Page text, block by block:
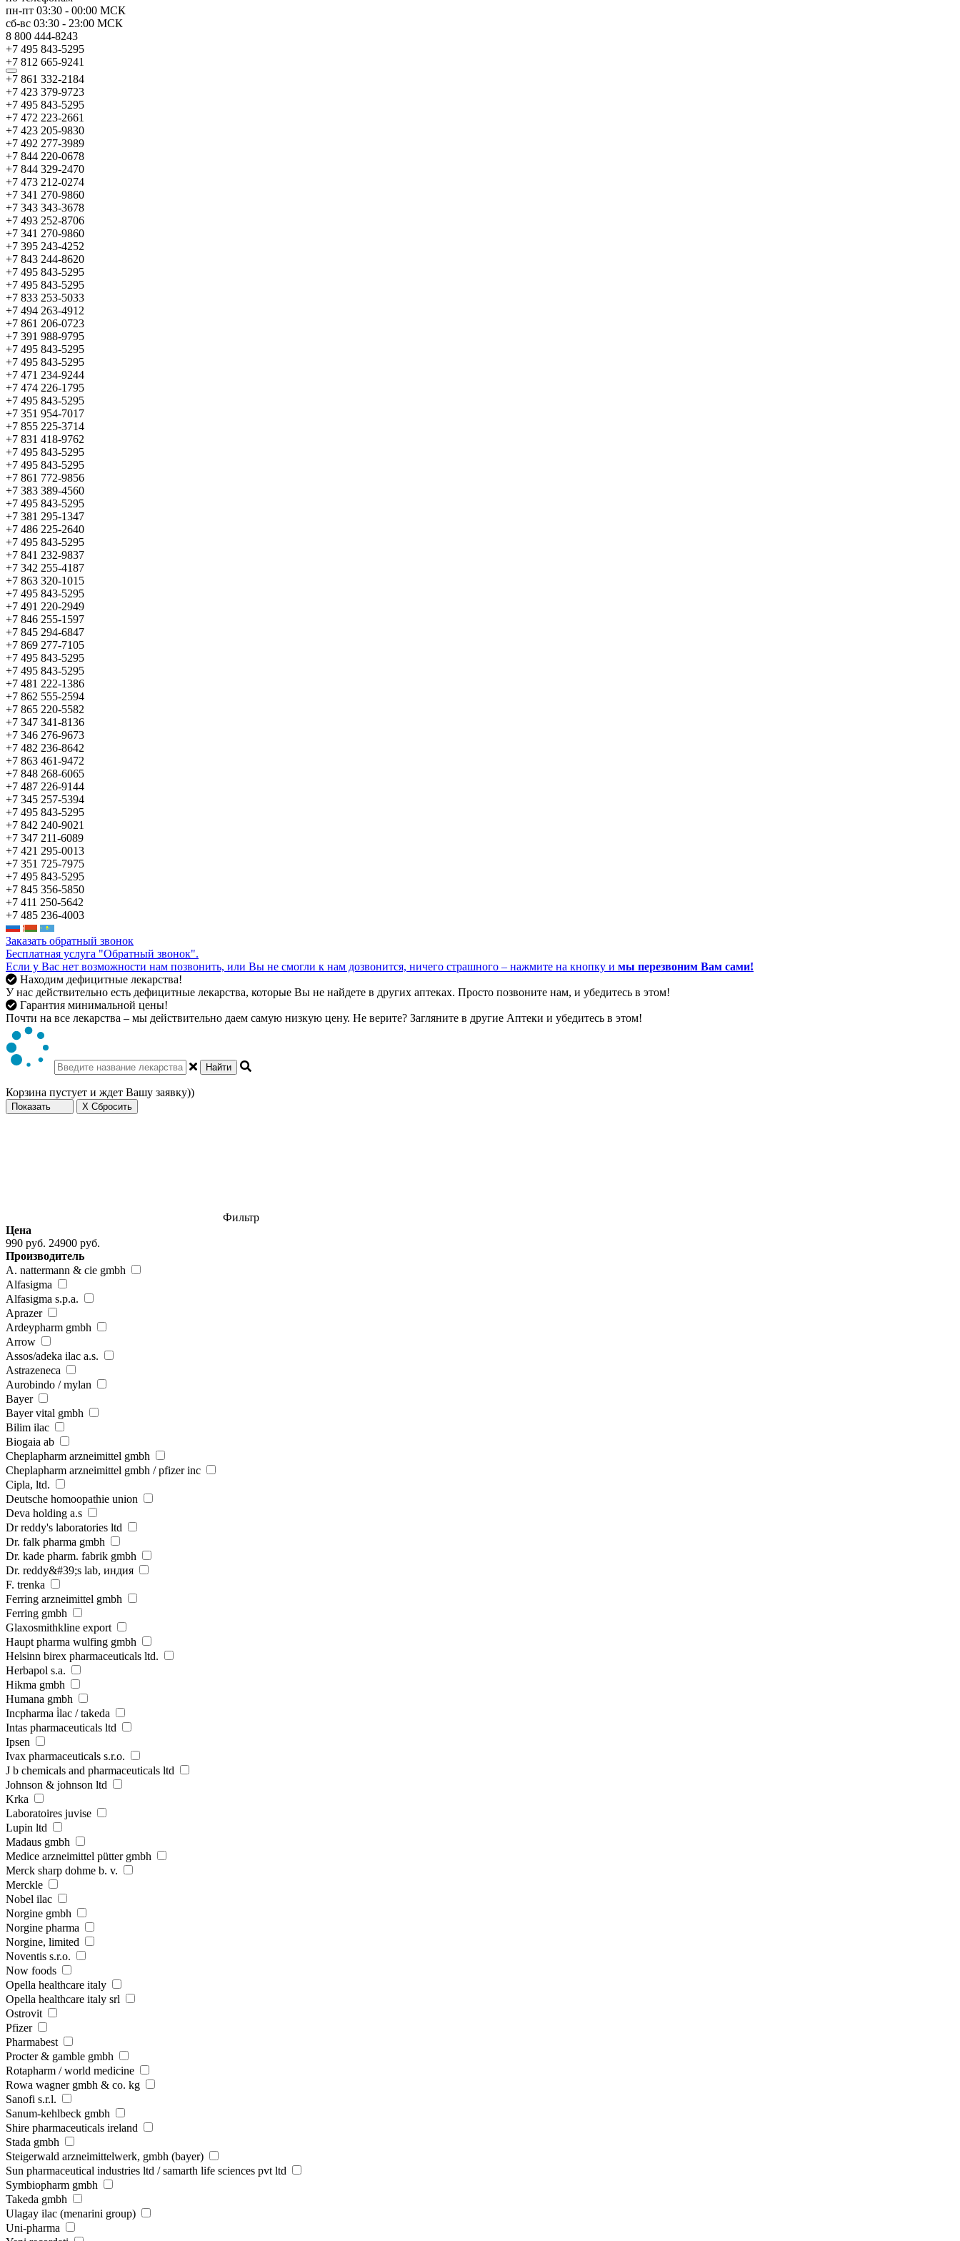
пн-пт 03:30 - 00:00 МСК
сб-вс 03:30 - 23:00 МСК
8 800 444-8243
+7 495 843-5295
+7 812 665-9241
+7 861 332-2184
+7 423 379-9723
+7 495 843-5295
+7 472 223-2661
+7 423 205-9830
+7 492 277-3989
+7 844 220-0678
+7 844 329-2470
+7 473 212-0274
+7 341 270-9860
+7 343 343-3678
+7 493 252-8706
+7 341 270-9860
+7 395 243-4252
+7 843 244-8620
+7 495 843-5295
+7 495 843-5295
+7 833 253-5033
+7 494 263-4912
+7 861 206-0723
+7 391 988-9795
+7 495 843-5295
+7 495 843-5295
+7 471 234-9244
+7 474 226-1795
+7 495 843-5295
+7 351 954-7017
+7 855 225-3714
+7 831 418-9762
+7 495 843-5295
+7 495 843-5295
+7 861 772-9856
+7 383 389-4560
+7 495 843-5295
+7 381 295-1347
+7 486 225-2640
+7 495 843-5295
+7 841 232-9837
+7 342 255-4187
+7 863 320-1015
+7 495 843-5295
+7 491 220-2949
+7 846 255-1597
+7 845 294-6847
+7 869 277-7105
+7 495 843-5295
+7 495 843-5295
+7 481 222-1386
+7 862 555-2594
+7 865 220-5582
+7 347 341-8136
+7 346 276-9673
+7 482 236-8642
+7 863 461-9472
+7 848 268-6065
+7 487 226-9144
+7 345 257-5394
+7 495 843-5295
+7 842 240-9021
+7 347 211-6089
+7 421 295-0013
+7 351 725-7975
+7 495 843-5295
+7 845 356-5850
+7 411 250-5642
+7 485 236-4003
Заказать обратный звонок
Бесплатная услуга "Обратный звонок".
Если у Вас нет возможности нам позвонить, или Вы не смогли к нам дозвонится, ничего страшного – нажмите на кнопку и мы перезвоним Вам сами!
Находим дефицитные лекарства!
У нас действительно есть дефицитные лекарства, которые Вы не найдете в других аптеках. Просто позвоните нам, и убедитесь в этом!
Гарантия минимальной цены!
Почти на все лекарства – мы действительно даем самую низкую цену. Не верите? Загляните в другие Аптеки и убедитесь в этом!
Найти
Корзина пустует и ждет Вашу заявку))
Показать X Сбросить
Фильтр
Цена
990 руб. 24900 руб.
Производитель
A. nattermann & cie gmbh
Alfasigma
Alfasigma s.p.a.
Aprazer
Ardeypharm gmbh
Arrow
Assos/adeka ilac a.s.
Astrazeneca
Aurobindo / mylan
Bayer
Bayer vital gmbh
Bilim ilaс
Biogaia ab
Cheplapharm arzneimittel gmbh
Cheplapharm arzneimittel gmbh / pfizer inc
Cipla, ltd.
Deutsche homoopathie union
Deva holding a.s
Dr reddy's laboratories ltd
Dr. falk pharma gmbh
Dr. kade pharm. fabrik gmbh
Dr. reddy&#39;s lab, индия
F. trenka
Ferring arzneimittel gmbh
Ferring gmbh
Glaxosmithkline export
Haupt pharma wulfing gmbh
Helsinn birex pharmaceuticals ltd.
Herbapol s.a.
Hikma gmbh
Humana gmbh
Incpharma i̇lac / takeda
Intas pharmaceuticals ltd
Ipsen
Ivax pharmaceuticals s.r.o.
J b chemicals and pharmaceuticals ltd
Johnson & johnson ltd
Krka
Laboratoires juvise
Lupin ltd
Madaus gmbh
Medice arzneimittel pütter gmbh
Merck sharp dohme b. v.
Merckle
Nobel ilac
Norgine gmbh
Norgine pharma
Norgine, limited
Noventis s.r.o.
Now foods
Opella healthcare italy
Opella healthcare italy srl
Ostrovit
Pfizer
Pharmabest
Procter & gamble gmbh
Rotapharm / world medicine
Rowa wagner gmbh & co. kg
Sanofi s.r.l.
Sanum-kehlbeck gmbh
Shire pharmaceuticals ireland
Stada gmbh
Steigerwald arzneimittelwerk, gmbh (bayer)
Sun pharmaceutical industries ltd / samarth life sciences pvt ltd
Symbiopharm gmbh
Takeda gmbh
Ulagay ilac (menarini group)
Uni-pharma